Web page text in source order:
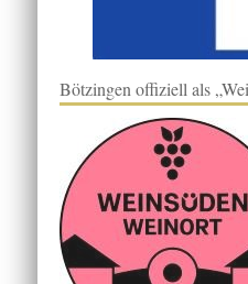
Bötzingen offiziell als